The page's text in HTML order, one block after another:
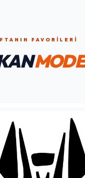
FAVORILERI